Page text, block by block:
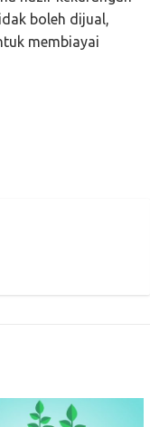
boleh dijual,
membiayai